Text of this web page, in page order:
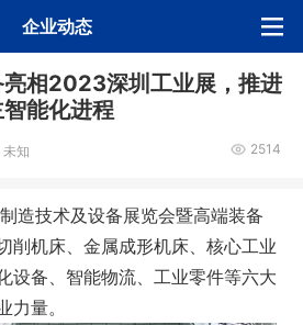
企业动态
亮相2023深圳工业展，推进
能化进程
未知 2514
造技术及设备展览会暨高端装备
削机床、金属成形机床、核心工业
设备、智能物流、工业零件等六大
力量。